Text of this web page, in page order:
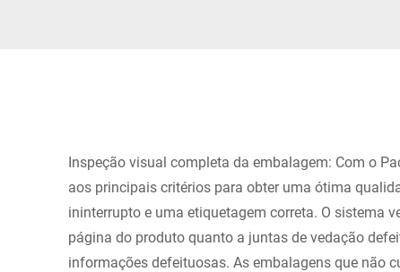
Inspeção visual completa da embalagem: Com o
aos principais critérios para obter uma ótima
ininterrupto e uma etiquetagem correta. O sistema
página do produto quanto a juntas de vedação
informações defeituosas. As embalagens que não